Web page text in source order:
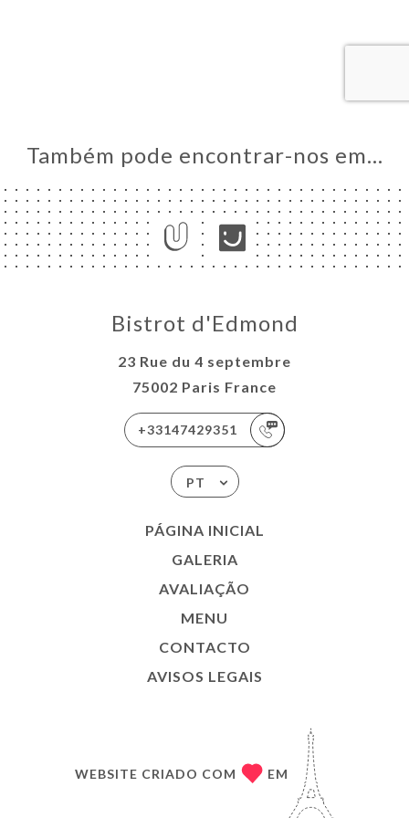
Também pode encontrar-nos em…
Bistrot d'Edmond
23 Rue du 4 septembre
75002 Paris France
+33147429351
PT
PÁGINA INICIAL
GALERIA
AVALIAÇÃO
MENU
CONTACTO
AVISOS LEGAIS
WEBSITE CRIADO COM EM